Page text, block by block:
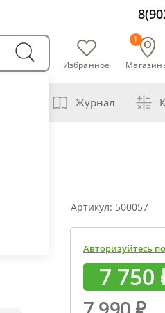
Избранное
1
Журнал
перегонка спирта-сырца
сахара глюкозой
абсолютного спирта и
показаний ареометра
Артикул: 500057
Авторизуйтесь
7 750